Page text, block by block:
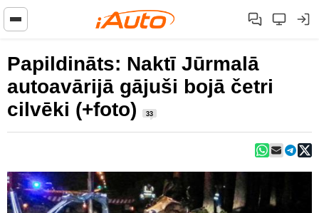
Papildināts: Naktī Jūrmalā
autoavārijā gājuši bojā četri
cilvēki (+foto)
33